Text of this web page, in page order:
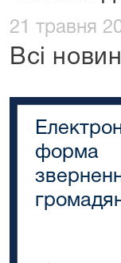
21 травня
Всі
форма